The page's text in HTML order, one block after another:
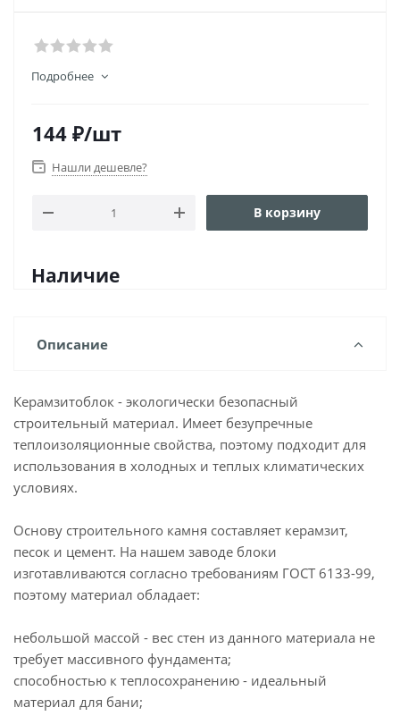
Подробнее
144 ₽/шт
Нашли дешевле?
В корзину
Наличие
Описание
Керамзитоблок - экологически безопасный
строительный материал. Имеет безупречные
теплоизоляционные свойства, поэтому подходит для
использования в холодных и теплых климатических
условиях.
Основу строительного камня составляет керамзит,
песок и цемент. На нашем заводе блоки
изготавливаются согласно требованиям ГОСТ 6133-99,
поэтому материал обладает:
небольшой массой - вес стен из данного материала не
требует массивного фундамента;
способностью к теплосохранению - идеальный
материал для бани;